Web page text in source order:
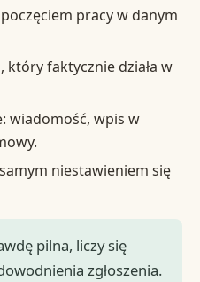
pracy w danym
który faktycznie działa w
wiadomość, wpis w
niestawieniem się
pilna, liczy się
zgłoszenia.